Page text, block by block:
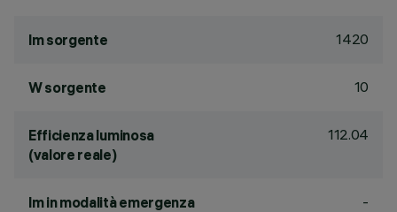
lm sorgente 1420
W sorgente 10
Efficienza luminosa
(valore reale)
112.04
lm in modalità emergenza -